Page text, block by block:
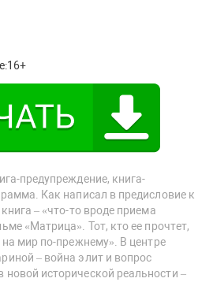
16+
предупреждение, книга-
Как написал в предисловие к
– «что-то вроде приема
«Матрица». Тот, кто ее прочтет,
на мир по-прежнему». В центре
– война элит и вопрос
исторической реальности –